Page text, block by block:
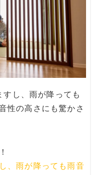
し、雨が降っても
性の高さにも驚かさ
、雨が降っても雨音